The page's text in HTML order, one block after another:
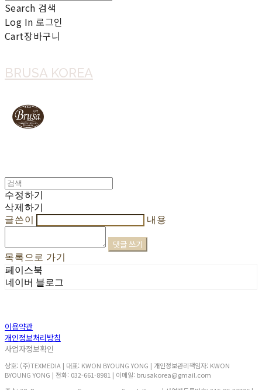
Search 검색
Log In 로그인
Cart장바구니
BRUSA KOREA
수정하기
삭제하기
글쓴이
내용
댓글 쓰기
목록으로 가기
페이스북
네이버 블로그
이용약관
개인정보처리방침
사업자정보확인
상호: (주)TEXMEDIA | 대표: KWON BYOUNG YONG | 개인정보관리책임자: KWON
BYOUNG YONG | 전화: 032-661-8981 | 이메일: brusakorea@gmail.com